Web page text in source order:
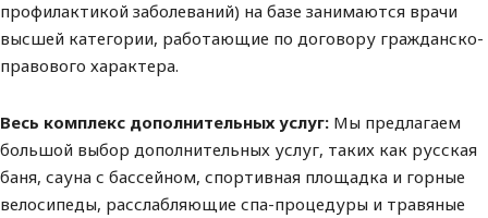
профилактикой заболеваний) на базе занимаются врачи
высшей категории, работающие по договору гражданско-
правового характера.
Весь комплекс дополнительных услуг: Мы предлагаем
большой выбор дополнительных услуг, таких как русская
баня, сауна с бассейном, спортивная площадка и горные
велосипеды, расслабляющие спа-процедуры и травяные